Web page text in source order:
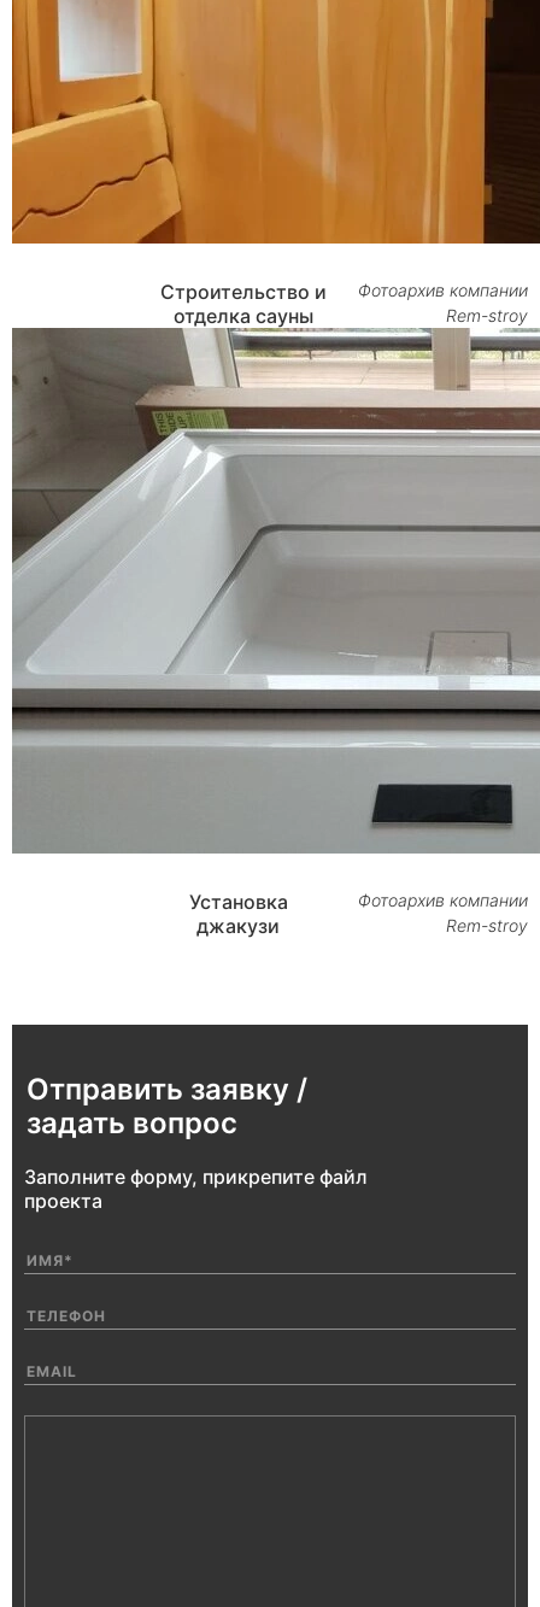
Строительство и
отделка сауны
Фотоархив компании
Rem-stroy
Установка
джакузи
Фотоархив компании
Rem-stroy
Отправить заявку /
задать вопрос
Заполните форму, прикрепите файл
проекта